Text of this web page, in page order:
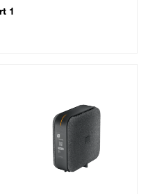
1
€ par mois, Sans engagement